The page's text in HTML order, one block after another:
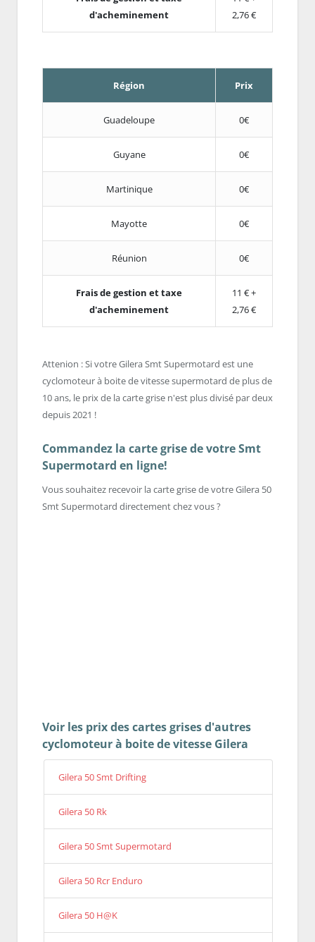
d'acheminement
2,76 €
Région Prix
Guadeloupe 0€
Guyane 0€
Martinique 0€
Mayotte 0€
Réunion 0€
Frais de gestion et taxe
d'acheminement
11 € +
2,76 €
Attenion : Si votre Gilera Smt Supermotard est une
cyclomoteur à boite de vitesse supermotard de plus de
10 ans, le prix de la carte grise n'est plus divisé par deux
depuis 2021 !
Commandez la carte grise de votre Smt
Supermotard en ligne!
Vous souhaitez recevoir la carte grise de votre Gilera 50
Smt Supermotard directement chez vous ?
Voir les prix des cartes grises d'autres
cyclomoteur à boite de vitesse Gilera
Gilera 50 Smt Drifting
Gilera 50 Rk
Gilera 50 Smt Supermotard
Gilera 50 Rcr Enduro
Gilera 50 H@K